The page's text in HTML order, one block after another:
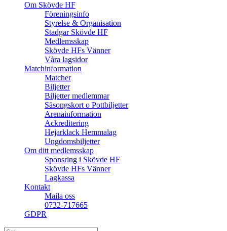
Om Skövde HF
Föreningsinfo
Styrelse & Organisation
Stadgar Skövde HF
Medlemsskap
Skövde HFs Vänner
Våra lagsidor
Matchinformation
Matcher
Biljetter
Biljetter medlemmar
Säsongskort o Pottbiljetter
Arenainformation
Ackreditering
Hejarklack Hemmalag
Ungdomsbiljetter
Om ditt medlemsskap
Sponsring i Skövde HF
Skövde HFs Vänner
Lagkassa
Kontakt
Maila oss
0732-717665
GDPR